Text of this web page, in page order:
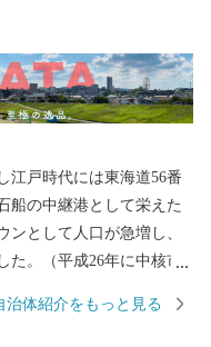
戸時代には東海道56番
船の中継港として栄えた
として人口が急増し、
。（平成26年に中核市
いきます。
治体紹介をもっと見る